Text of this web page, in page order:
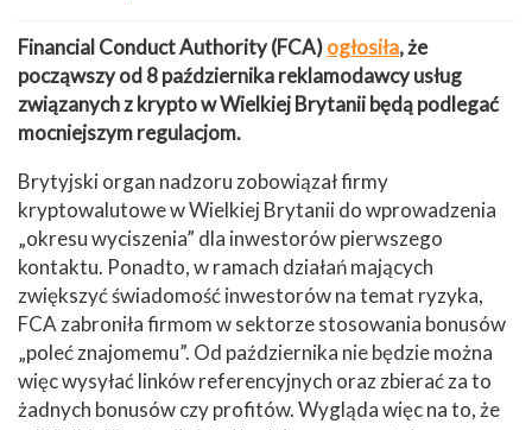
Financial Conduct Authority (FCA)ogłosiła, że
począwszy od 8 października reklamodawcy usług
związanych z krypto w Wielkiej Brytanii będą podlegać
mocniejszym regulacjom.
Brytyjski organ nadzoru zobowiązał firmy
kryptowalutowe w Wielkiej Brytanii do wprowadzenia
„okresu wyciszenia” dla inwestorów pierwszego
kontaktu. Ponadto, w ramach działań mających
zwiększyć świadomość inwestorów na temat ryzyka,
FCA zabroniła firmom w sektorze stosowania bonusów
„poleć znajomemu”. Od października nie będzie można
więc wysyłać linków referencyjnych oraz zbierać za to
żadnych bonusów czy profitów. Wygląda więc na to, że